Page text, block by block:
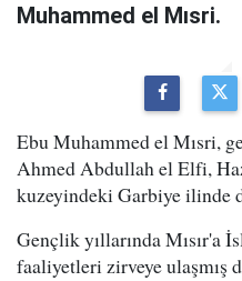
Muhammed el Mısri.
Ebu Muhammed el Mısri,
Ahmed Abdullah el Elfi,
kuzeyindeki Garbiye ilinde
Gençlik yıllarında Mısır'a
faaliyetleri zirveye ulaşmış